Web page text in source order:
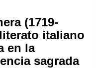
(1719-
italiano
en la
sagrada